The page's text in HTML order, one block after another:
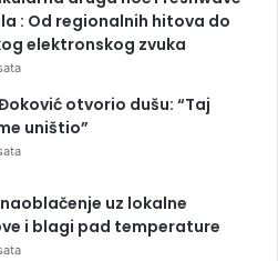
: Od regionalnih hitova do
elektronskog zvuka
otvorio dušu: “Taj
uništio”
uz lokalne
i blagi pad temperature